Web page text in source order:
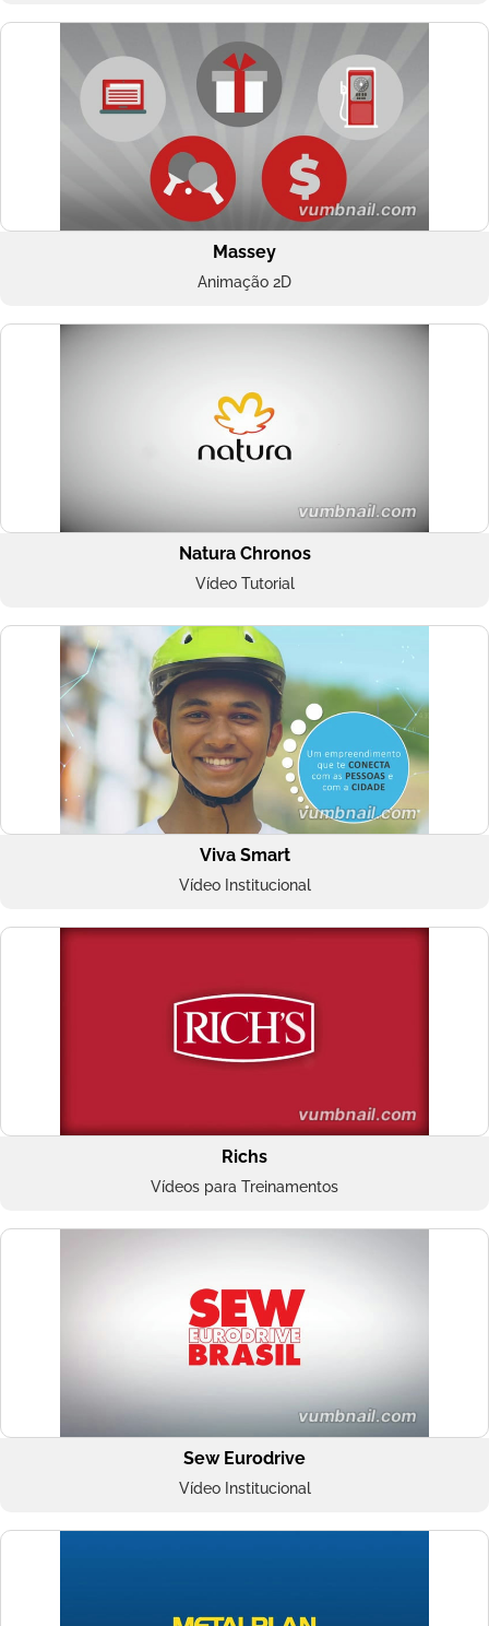
Massey
Animação 2D
Natura Chronos
Vídeo Tutorial
Viva Smart
Vídeo Institucional
Richs
Vídeos para Treinamentos
Sew Eurodrive
Vídeo Institucional